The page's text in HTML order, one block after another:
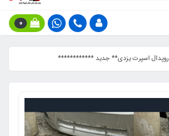
0
روپدال اسپرت یزدی** جدید ************